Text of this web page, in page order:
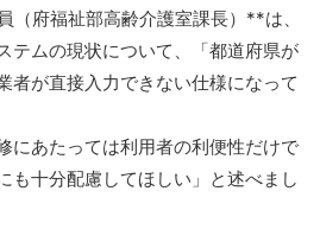
（府福祉部高齢介護室課長）**は、
テムの現状について、「都道府県が
者が直接入力できない仕様になって
にあたっては利用者の利便性だけで
も十分配慮してほしい」と述べまし